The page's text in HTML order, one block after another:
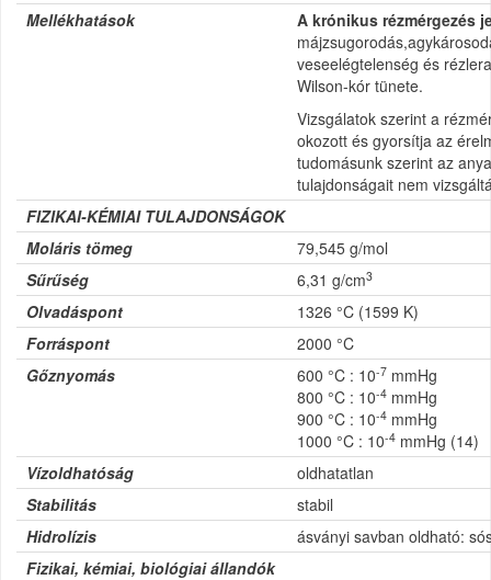
Mellékhatások
A krónikus rézmérgezés
veseelégtelenség és
Wilson-kór tünete.
Vizsgálatok szerint a
okozott és gyorsítja az
tudomásunk szerint az
tulajdonságait nem
FIZIKAI-KÉMIAI TULAJDONSÁGOK
Moláris tömeg
79,545 g/mol
Sűrűség
6,31 g/cm3
Olvadáspont
1326 °C (1599 K)
Forráspont
2000 °C
Gőznyomás
600 °C : 10-7 mmHg
800 °C : 10-4 mmHg
900 °C : 10-4 mmHg
1000 °C : 10-4 mmHg (14)
Vízoldhatóság
oldhatatlan
Stabilitás
stabil
Hidrolízis
ásványi savban oldható:
Fizikai, kémiai, biológiai állandók